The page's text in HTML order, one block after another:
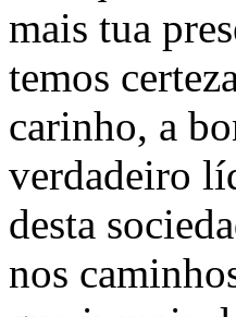
mais tua
temos
carinho, a
verdadeiro
desta
nos